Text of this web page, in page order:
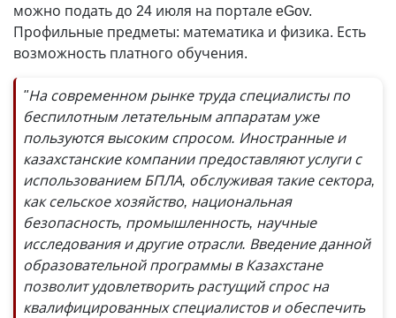
можно подать до 24 июля на портале eGov.
Профильные предметы: математика и физика. Есть
возможность платного обучения.
"На современном рынке труда специалисты по
беспилотным летательным аппаратам уже
пользуются высоким спросом. Иностранные и
казахстанские компании предоставляют услуги с
использованием БПЛА, обслуживая такие сектора,
как сельское хозяйство, национальная
безопасность, промышленность, научные
исследования и другие отрасли. Введение данной
образовательной программы в Казахстане
позволит удовлетворить растущий спрос на
квалифицированных специалистов и обеспечить